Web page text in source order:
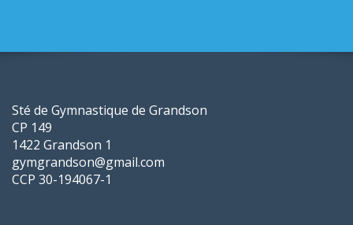
Sté de Gymnastique de Grandson
CP 149
1422 Grandson 1
gymgrandson@gmail.com
CCP 30-194067-1